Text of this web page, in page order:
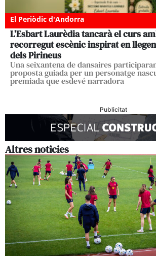
El Periòdic d'Andorra
L’Esbart Laurèdia tancarà el curs
recorregut escènic inspirat en
dels Pirineus
Una seixantena de dansaires
proposta guiada per un personatge
premiada que esdevé narradora
Publicitat
Altres noticies